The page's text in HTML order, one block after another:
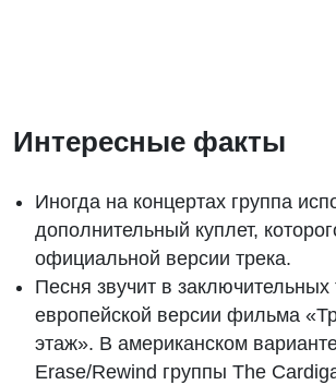
Интересные факты
Иногда на концертах группа
дополнительный куплет,
официальной версии трека.
Песня звучит в заключительных
европейской версии фильма
этаж». В американском
Erase/Rewind группы The